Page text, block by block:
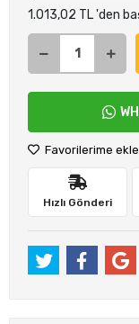
1.013,02 TL 'den
Favorilerime ekle
Hızlı Gönderi